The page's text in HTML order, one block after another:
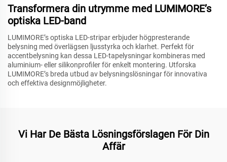
Transformera din utrymme med LUMIMORE’s
optiska LED-band
LUMIMORE’s optiska LED-stripar erbjuder högpresterande
belysning med överlägsen ljusstyrka och klarhet. Perfekt för
accentbelysning kan dessa LED-tapelysningar kombineras med
aluminium- eller silikonprofiler för enkelt montering. Utforska
LUMIMORE’s breda utbud av belysningslösningar för innovativa
och effektiva designmöjligheter.
Vi Har De Bästa Lösningsförslagen För Din
Affär